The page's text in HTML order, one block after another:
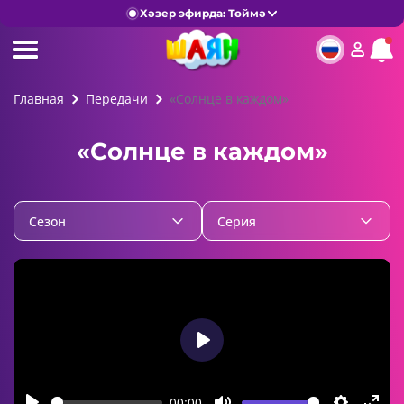
Хәзер эфирда: Төймә
Главная Передачи «Солнце в каждом»
«Солнце в каждом»
Cезон Серия
Play